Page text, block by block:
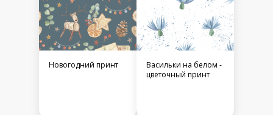
Новогодний принт
Васильки на белом -
цветочный принт